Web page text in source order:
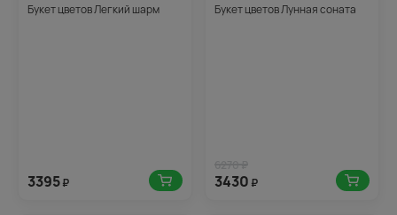
Букет цветов Легкий шарм
3395₽
Букет цветов Лунная соната
3430 ₽